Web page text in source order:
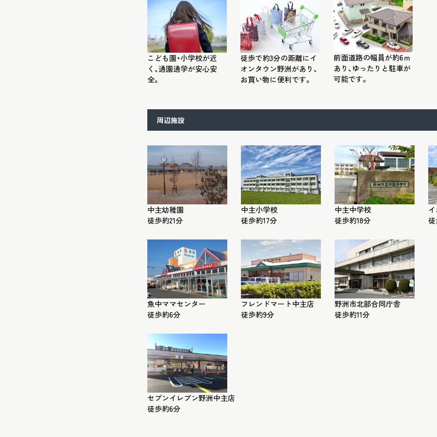
こども園・小学校が近
く、通園通学が安心安
全。
徒歩で約3分の距離にイ
オンタウン野洲があり、
お買い物に便利です。
前面道路の幅員が約6ｍ
あり、ゆったりと駐車が
可能です。
周辺施設
中主幼稚園
徒歩約21分
中主小学校
徒歩約17分
中主中学校
徒歩約18分
魚中ママセンター
徒歩約6分
フレンドマート中主店
徒歩約9分
野洲市北部合同庁舎
徒歩約11分
セブンイレブン野洲中主店
徒歩約6分